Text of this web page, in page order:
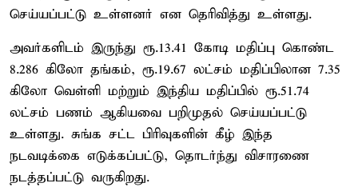
செய்யப்பட்டு உள்ளனர் என தெரிவித்து உள்ளது.
அவர்களிடம் இருந்து ரூ.13.41 கோடி மதிப்பு கொண்ட
8.286 கிலோ தங்கம், ரூ.19.67 லட்சம் மதிப்பிலான 7.35
கிலோ வெள்ளி மற்றும் இந்திய மதிப்பில் ரூ.51.74
லட்சம் பணம் ஆகியவை பறிமுதல் செய்யப்பட்டு
உள்ளது. சுங்க சட்ட பிரிவுகளின் கீழ் இந்த
நடவடிக்கை எடுக்கப்பட்டு, தொடர்ந்து விசாரணை
நடத்தப்பட்டு வருகிறது.